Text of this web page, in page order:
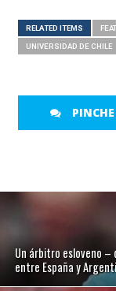
RELATED ITEMS
UNIVERSIDAD DE CHILE
Un árbitro esloveno
entre España y